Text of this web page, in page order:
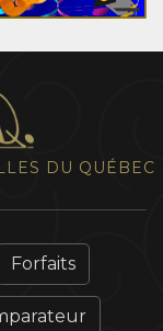
DU QUÉBEC
Forfaits